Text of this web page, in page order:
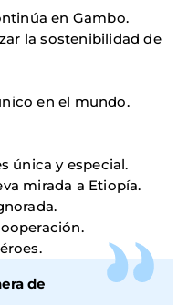
en Gambo.
la sostenibilidad de
en el mundo.
única y especial.
mirada a Etiopía.
de